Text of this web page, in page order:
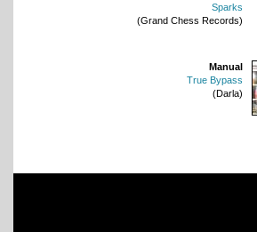
Sparks
(Grand Chess Records)
Manual
True Bypass
(Darla)